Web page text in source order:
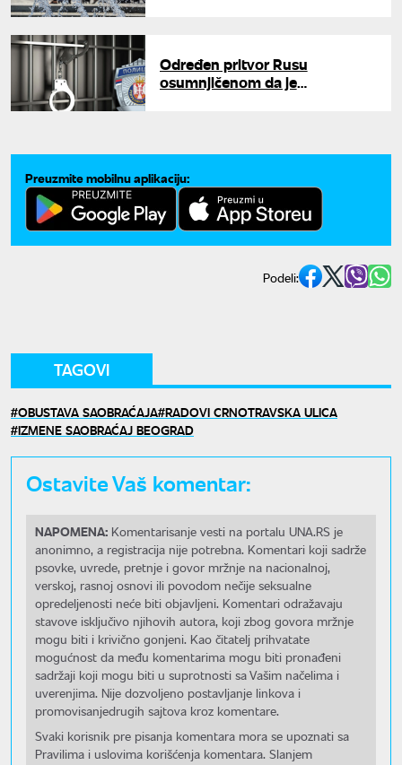
Određen pritvor Rusu
osumnjičenom da je
Preuzmite mobilnu aplikaciju:
Podeli:
TAGOVI
OBUSTAVA SAOBRAĆAJA RADOVI CRNOTRAVSKA ULICA
IZMENE SAOBRAĆAJ BEOGRAD
Ostavite Vaš komentar:
NAPOMENA: Komentarisanje vesti na portalu UNA.RS je
anonimno, a registracija nije potrebna. Komentari koji sadrže
psovke, uvrede, pretnje i govor mržnje na nacionalnoj,
verskoj, rasnoj osnovi ili povodom nečije seksualne
opredeljenosti neće biti objavljeni. Komentari odražavaju
stavove isključivo njihovih autora, koji zbog govora mržnje
mogu biti i krivično gonjeni. Kao čitatelj prihvatate
mogućnost da među komentarima mogu biti pronađeni
sadržaji koji mogu biti u suprotnosti sa Vašim načelima i
uverenjima. Nije dozvoljeno postavljanje linkova i
promovisanjedrugih sajtova kroz komentare.
Svaki korisnik pre pisanja komentara mora se upoznati sa
Pravilima i uslovima korišćenja komentara. Slanjem